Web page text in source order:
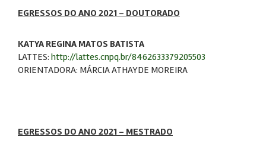
EGRESSOS DO ANO 2021 – DOUTORADO
KATYA REGINA MATOS BATISTA
LATTES: http://lattes.cnpq.br/8462633379205503
ORIENTADORA: MÁRCIA ATHAYDE MOREIRA
EGRESSOS DO ANO 2021 – MESTRADO